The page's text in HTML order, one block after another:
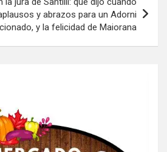
y abrazos para un Adorni
y la felicidad de Maiorana